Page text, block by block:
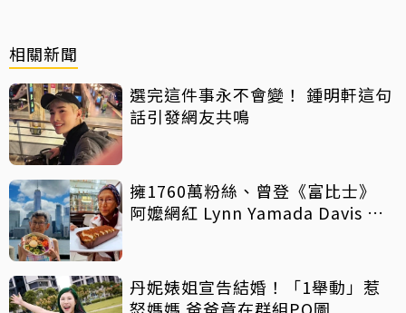
相關新聞
選完這件事永不會變！ 鍾明軒這句
話引發網友共鳴
擁1760萬粉絲、曾登《富比士》
阿嬤網紅 Lynn Yamada Davis 驚
丹妮婊姐宣告結婚！「1舉動」惹
怒媽媽 爸爸竟在群組PO圖